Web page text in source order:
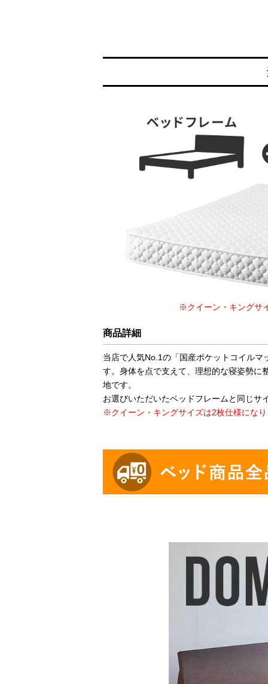
※クイーン・キングサ
商品詳細
当店で人気No.1の「国産ポケットコイル
す。身体を点で支えて、理想的な寝姿勢に
地です。
お選びいただいたベッドフレームと同じサ
※クイーン・キングサイズは2枚仕様になり